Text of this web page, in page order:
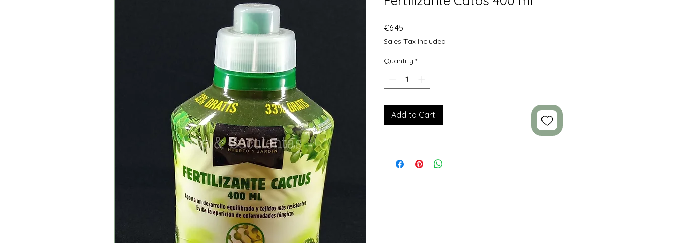
€6.45
Sales Tax Included
Quantity *
Add to Cart